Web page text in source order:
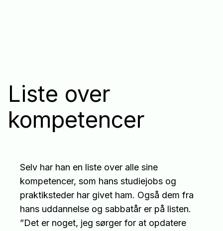
Liste over
kompetencer
Selv har han en liste over alle sine
kompetencer, som hans studiejobs og
praktiksteder har givet ham. Også dem fra
hans uddannelse og sabbatår er på listen.
”Det er noget, jeg sørger for at opdatere